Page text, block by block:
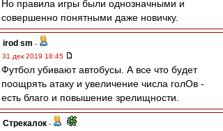
Но правила игры были однозначными и
совершенно понятными даже новичку.
irod sm -
31 дек 2019 18:45
Футбол убивают автобусы. А все что будет
поощрять атаку и увеличение числа голОв -
есть благо и повышение зрелищности.
Стрекалок -